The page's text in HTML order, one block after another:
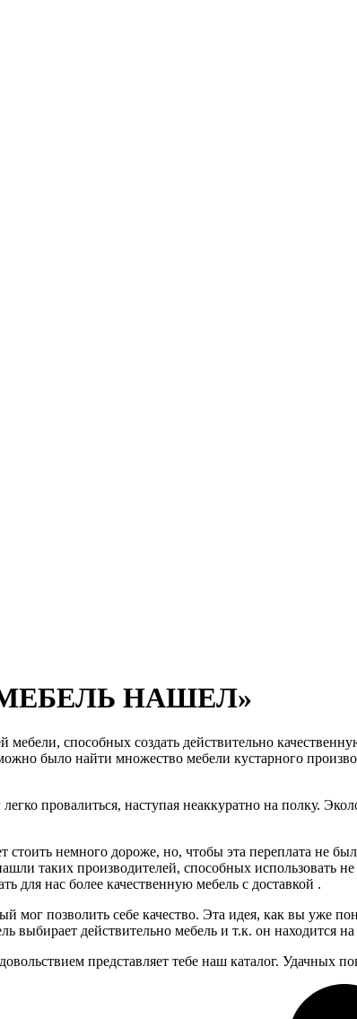
«МЕБЕЛЬ НАШЕЛ»
способных создать действительно
было найти множество мебели кустарного
провалиться, наступая неаккуратно на полку.
стоить немного дороже, но, чтобы эта переплата не
таких производителей, способных использовать
для нас более качественную мебель с доставкой .
позволить себе качество. Эта идея, как вы уже
действительно мебель и т.к. он находится на
представляет тебе наш каталог. Удачных